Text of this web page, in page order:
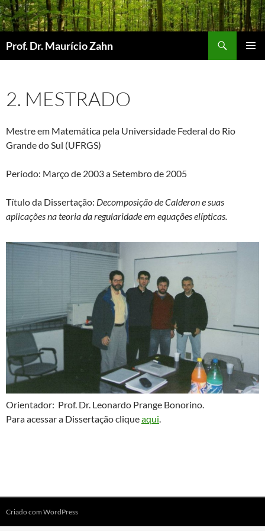
Pular
para
o
conteúdo
Prof. Dr. Maurício Zahn
2. MESTRADO
Mestre em Matemática pela Universidade Federal do Rio
Grande do Sul (UFRGS)
Período: Março de 2003 a Setembro de 2005
Título da Dissertação: Decomposição de Calderon e suas
aplicações na teoria da regularidade em equações elípticas.
Orientador: Prof. Dr. Leonardo Prange Bonorino.
Para acessar a Dissertação cliqueaqui.
Criado com WordPress